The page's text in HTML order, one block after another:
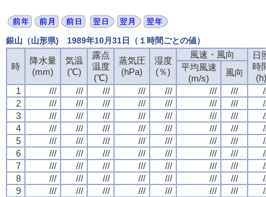
銀山（山形県) 1989年10月31日（１時間ごとの値）
時
降水量
(mm)
気温
(℃)
露点
温度
(℃)
蒸気圧
(hPa)
湿度
(％)
風速・風向
日
時
(h)
平均風速
(m/s)
風向
1
/// /// /// /// /// /// ///
2
/// /// /// /// /// /// ///
3
/// /// /// /// /// /// ///
4
/// /// /// /// /// /// ///
5
/// /// /// /// /// /// ///
6
/// /// /// /// /// /// ///
7
/// /// /// /// /// /// ///
8
/// /// /// /// /// /// ///
9
/// /// /// /// /// /// ///